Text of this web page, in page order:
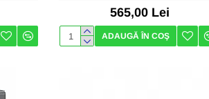
565,00 Lei
ADAUGĂ ÎN COŞ